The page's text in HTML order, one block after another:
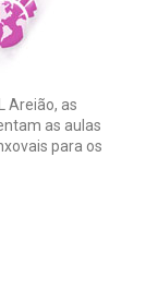
Areião, as
as aulas
para os